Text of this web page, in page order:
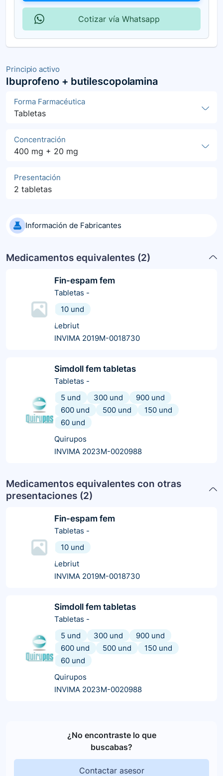
Principio activo
Ibuprofeno + butilescopolamina
Forma Farmacéutica
Tabletas
Concentración
400 mg + 20 mg
Presentación
2 tabletas
Información de Fabricantes
Medicamentos equivalentes (2)
Fin-espam fem
Tabletas -
10 und
Lebriut
INVIMA 2019M-0018730
Simdoll fem tabletas
Tabletas -
5 und
300 und
900 und
600 und
500 und
150 und
60 und
Quirupos
INVIMA 2023M-0020988
Medicamentos equivalentes con otras
presentaciones (2)
Fin-espam fem
Tabletas -
10 und
Lebriut
INVIMA 2019M-0018730
Simdoll fem tabletas
Tabletas -
5 und
300 und
900 und
600 und
500 und
150 und
60 und
Quirupos
INVIMA 2023M-0020988
¿No encontraste lo que
buscabas?
Contactar asesor
Cotizar vía Whatsapp